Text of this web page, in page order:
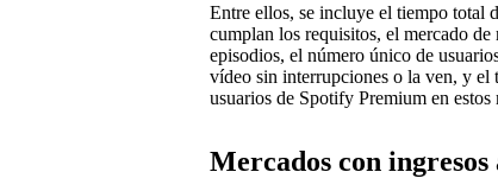
Entre ellos, se incluye el tiempo total
cumplan los requisitos, el mercado
episodios, el número único de
vídeo sin interrupciones o la ven, y el
usuarios de Spotify Premium en estos
Mercados con